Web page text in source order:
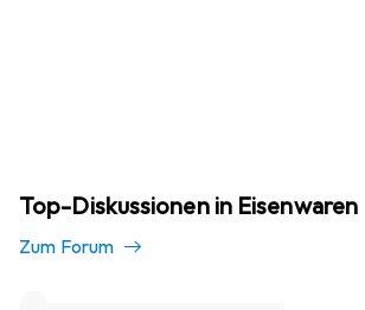
Top-Diskussionen in Eisenwaren
Zum Forum